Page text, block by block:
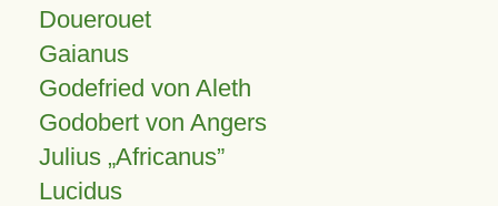
Douerouet
Gaianus
Godefried von Aleth
Godobert von Angers
Julius Africanus
Lucidus